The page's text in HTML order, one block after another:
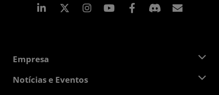
Linkedin Instagram Facebook
Empresa
Sobre a AMD
Notícias e Eventos